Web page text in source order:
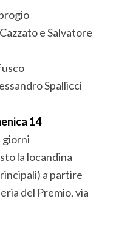
e Salvatore
Spallicci
14
giorni
la locandina
a partire
del Premio, via